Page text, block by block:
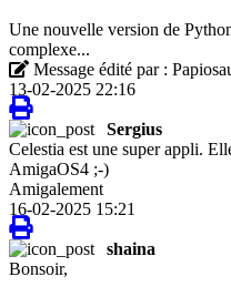
Une nouvelle version de
complexe...
Message édité par :
13-02-2025 22:16
Sergius
Celestia est une super appli.
AmigaOS4 ;-)
Amigalement
16-02-2025 15:21
shaina
Bonsoir,